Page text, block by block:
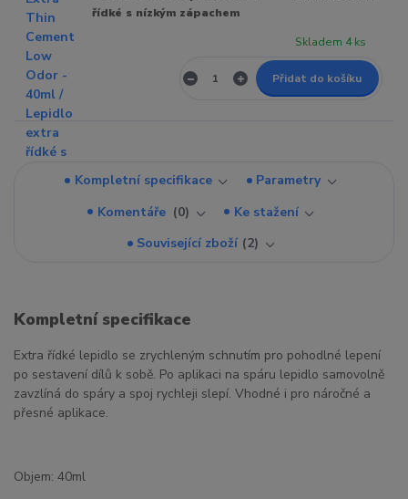
řídké s nízkým zápachem
Skladem 4 ks
Přidat do košíku
Kompletní specifikace
Parametry
Komentáře
0
Ke stažení
Související zboží 2
Kompletní specifikace
Extra řídké lepidlo se zrychleným schnutím pro pohodlné lepení
po sestavení dílů k sobě. Po aplikaci na spáru lepidlo samovolně
zavzlíná do spáry a spoj rychleji slepí. Vhodné i pro náročné a
přesné aplikace.
Objem: 40ml